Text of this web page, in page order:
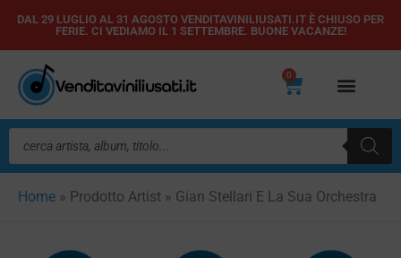
Vai
contenuto
DAL 29 LUGLIO AL 31 AGOSTO VENDITAVINILIUSATI.IT È CHIUSO PER
FERIE. CI VEDIAMO IL 1 SETTEMBRE. BUONE VACANZE!
0
Carrello
Ricerca
prodotti
Home » Prodotto Artist » Gian Stellari E La Sua Orchestra